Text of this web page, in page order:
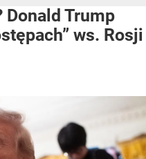
Donald Trump
ws. Rosji